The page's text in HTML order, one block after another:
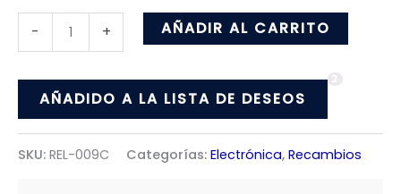
-
LUZ
FOCO
U7
ANGEL
+ AÑADIR AL CARRITO
AÑADIDO A LA LISTA DE DESEOS
SKU: REL-009C Categorías: Electrónica, Recambios